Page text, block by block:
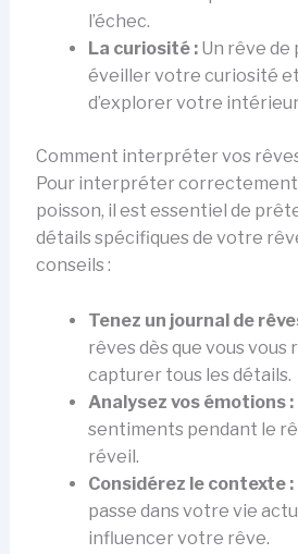
l’échec.
La curiosité :Un rêve de
éveiller votre curiosité
d’explorer votre
Comment interpréter vos
Pour interpréter correctement
poisson, il est essentiel de
détails spécifiques de votre
conseils :
Tenez un journal de
rêves dès que vous vous
capturer tous les détails.
Analysez vos émotions :
sentiments pendant le
réveil.
Considérez le contexte :
passe dans votre vie
influencer votre rêve.